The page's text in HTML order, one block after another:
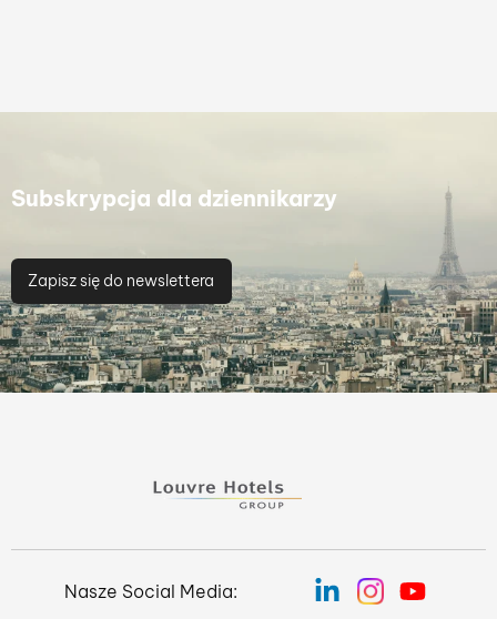
Subskrypcja dla dziennikarzy
Zapisz się do newslettera
Nasze Social Media: